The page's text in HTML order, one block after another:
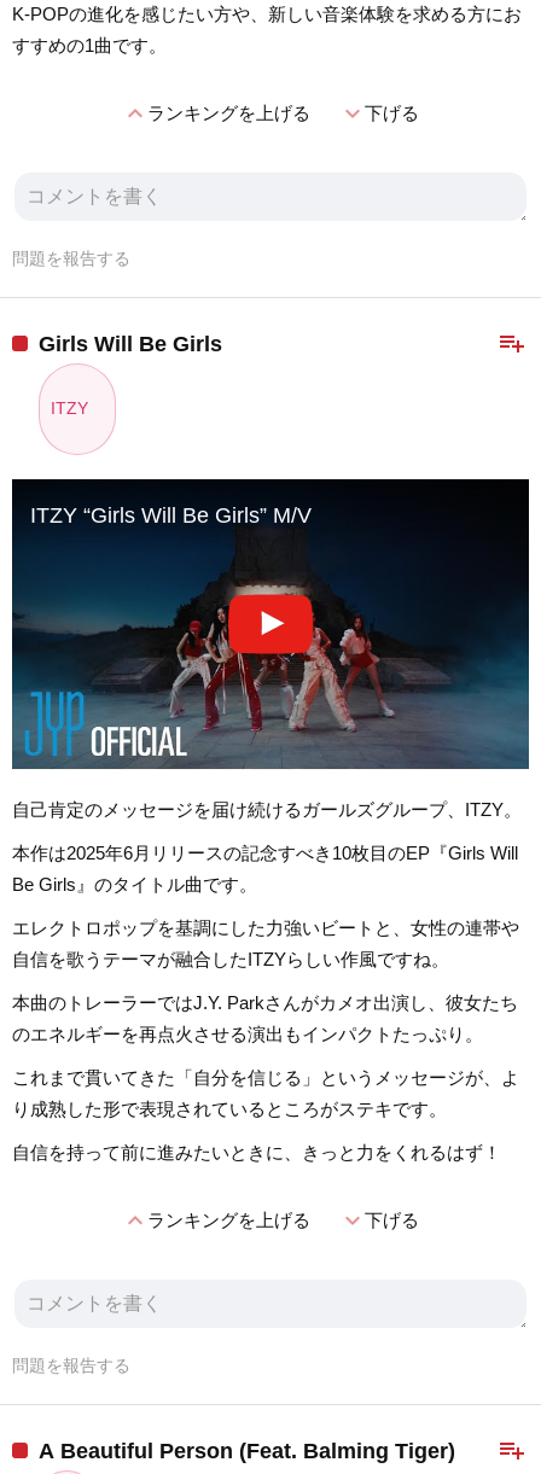
K-POPの進化を感じたい方や、新しい音楽体験を求める方にお
すすめの1曲です。
expand_lessランキングを上げる expand_more下げる
問題を報告する
playlist_add
Girls Will Be Girls
ITZY
ITZY “Girls Will Be Girls” M/V
自己肯定のメッセージを届け続けるガールズグループ、ITZY。
本作は2025年6月リリースの記念すべき10枚目のEP『Girls Will
Be Girls』のタイトル曲です。
エレクトロポップを基調にした力強いビートと、女性の連帯や
自信を歌うテーマが融合したITZYらしい作風ですね。
本曲のトレーラーではJ.Y. Parkさんがカメオ出演し、彼女たち
のエネルギーを再点火させる演出もインパクトたっぷり。
これまで貫いてきた「自分を信じる」というメッセージが、よ
り成熟した形で表現されているところがステキです。
自信を持って前に進みたいときに、きっと力をくれるはず！
expand_lessランキングを上げる expand_more下げる
問題を報告する
playlist_add
A Beautiful Person (Feat. Balming Tiger)